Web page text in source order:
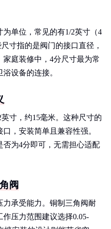
单位，常见的有1/2英寸（4
寸指的是阀门的接口直径，
庭装修中，4分尺寸最为常
设备的连接。
寸，约15毫米。这种尺寸的
，安装简单且兼容性强。
为4分即可，无需担心适配
阀
力承受能力。铜制三角阀耐
压力范围建议选择0.05-